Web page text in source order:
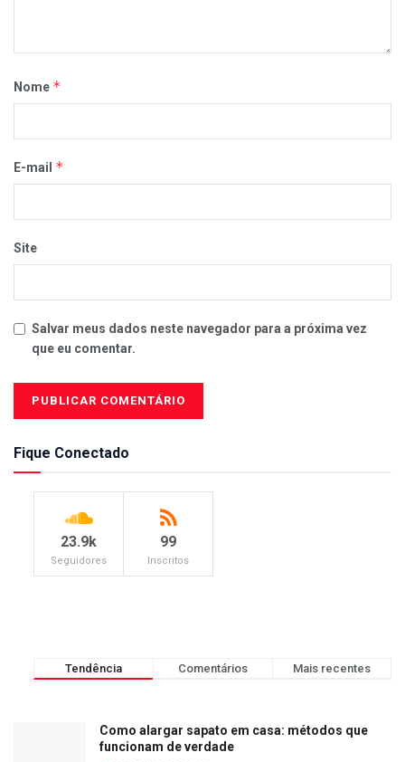
Nome *
E-mail *
Site
Salvar meus dados neste navegador para a próxima vez
que eu comentar.
Fique Conectado
23.9k
Seguidores
99
Inscritos
Tendência Comentários Mais recentes
Como alargar sapato em casa: métodos que
funcionam de verdade